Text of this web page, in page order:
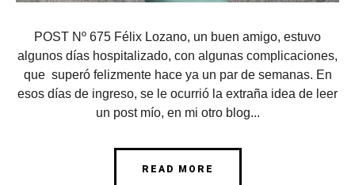
POST Nº 675 Félix Lozano, un buen amigo, estuvo
algunos días hospitalizado, con algunas complicaciones,
que superó felizmente hace ya un par de semanas. En
esos días de ingreso, se le ocurrió la extraña idea de leer
un post mío, en mi otro blog...
READ MORE